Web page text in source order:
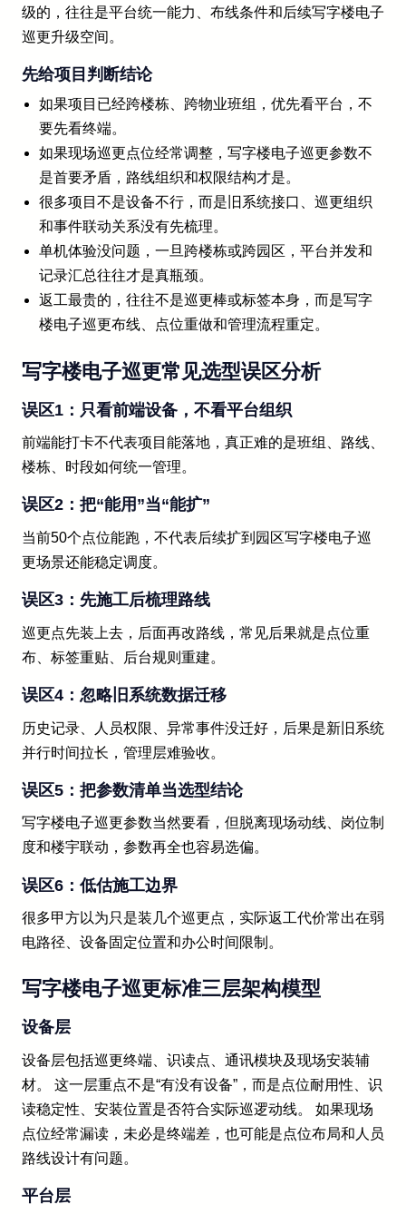
级的，往往是平台统一能力、布线条件和后续写字楼电子
巡更升级空间。
先给项目判断结论
如果项目已经跨楼栋、跨物业班组，优先看平台，不
要先看终端。
如果现场巡更点位经常调整，写字楼电子巡更参数不
是首要矛盾，路线组织和权限结构才是。
很多项目不是设备不行，而是旧系统接口、巡更组织
和事件联动关系没有先梳理。
单机体验没问题，一旦跨楼栋或跨园区，平台并发和
记录汇总往往才是真瓶颈。
返工最贵的，往往不是巡更棒或标签本身，而是写字
楼电子巡更布线、点位重做和管理流程重定。
写字楼电子巡更常见选型误区分析
误区1：只看前端设备，不看平台组织
前端能打卡不代表项目能落地，真正难的是班组、路线、
楼栋、时段如何统一管理。
误区2：把“能用”当“能扩”
当前50个点位能跑，不代表后续扩到园区写字楼电子巡
更场景还能稳定调度。
误区3：先施工后梳理路线
巡更点先装上去，后面再改路线，常见后果就是点位重
布、标签重贴、后台规则重建。
误区4：忽略旧系统数据迁移
历史记录、人员权限、异常事件没迁好，后果是新旧系统
并行时间拉长，管理层难验收。
误区5：把参数清单当选型结论
写字楼电子巡更参数当然要看，但脱离现场动线、岗位制
度和楼宇联动，参数再全也容易选偏。
误区6：低估施工边界
很多甲方以为只是装几个巡更点，实际返工代价常出在弱
电路径、设备固定位置和办公时间限制。
写字楼电子巡更标准三层架构模型
设备层
设备层包括巡更终端、识读点、通讯模块及现场安装辅
材。 这一层重点不是“有没有设备”，而是点位耐用性、识
读稳定性、安装位置是否符合实际巡逻动线。 如果现场
点位经常漏读，未必是终端差，也可能是点位布局和人员
路线设计有问题。
平台层